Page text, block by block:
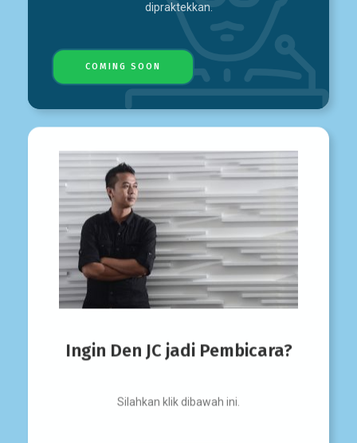
dipraktekkan.
COMING SOON
Ingin Den JC jadi Pembicara?
Silahkan klik dibawah ini.